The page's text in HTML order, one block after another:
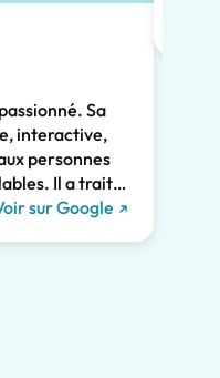
Sa
interactive,
personnes
Il a traité
l'a liée à la vie
sur Google